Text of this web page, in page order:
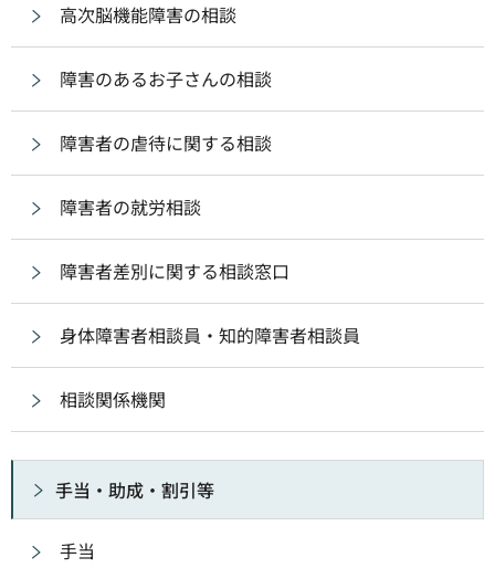
高次脳機能障害の相談
障害のあるお子さんの相談
障害者の虐待に関する相談
障害者の就労相談
障害者差別に関する相談窓口
身体障害者相談員・知的障害者相談員
相談関係機関
手当・助成・割引等
手当